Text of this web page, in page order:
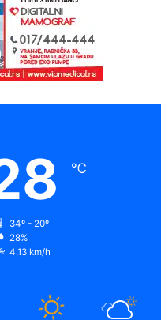
℃
34º - 20º
28%
4.13 km/h